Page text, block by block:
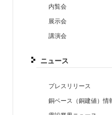
内覧会
展示会
講演会
ニュース
プレスリリース
銅ベース（銅建値）情